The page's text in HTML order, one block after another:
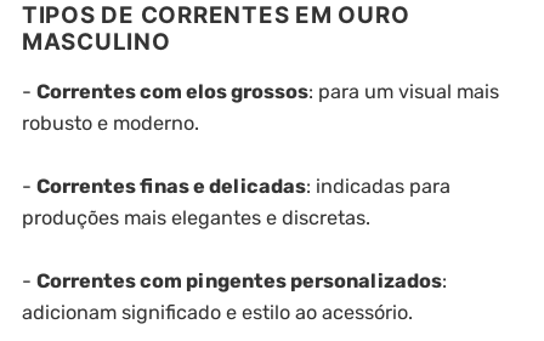
TIPOS DE CORRENTES EM OURO
MASCULINO
- Correntes com elos grossos: para um visual mais
robusto e moderno.
- Correntes finas e delicadas: indicadas para
produções mais elegantes e discretas.
- Correntes com pingentes personalizados:
adicionam significado e estilo ao acessório.